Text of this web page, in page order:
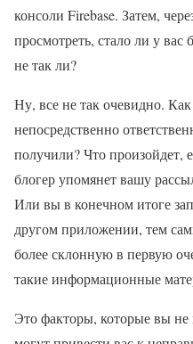
консоли Firebase. Затем,
просмотреть, стало ли у
не так ли?
Ну, все не так очевидно.
непосредственно
получили? Что произойдет,
блогер упомянет вашу
Или вы в конечном итоге
другом приложении, тем
более склонную в первую
такие информационные
Это факторы, которые вы не